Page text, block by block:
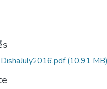
(10.91 MB)